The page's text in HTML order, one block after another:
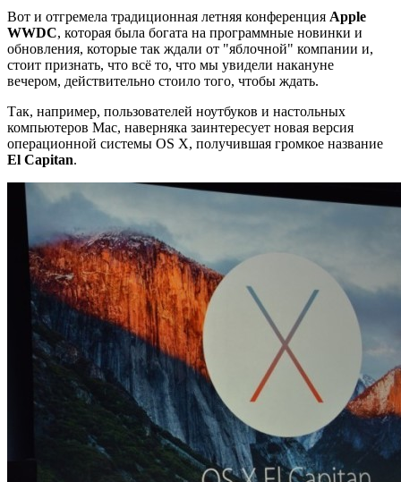
Вот и отгремела традиционная летняя конференция Apple
WWDC, которая была богата на программные новинки и
обновления, которые так ждали от "яблочной" компании и,
стоит признать, что всё то, что мы увидели накануне
вечером, действительно стоило того, чтобы ждать.
Так, например, пользователей ноутбуков и настольных
компьютеров Mac, наверняка заинтересует новая версия
операционной системы OS X, получившая громкое название
El Capitan.